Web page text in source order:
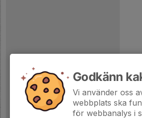
Godkänn
Vi använder oss
webbplats ska
för webbanalys i